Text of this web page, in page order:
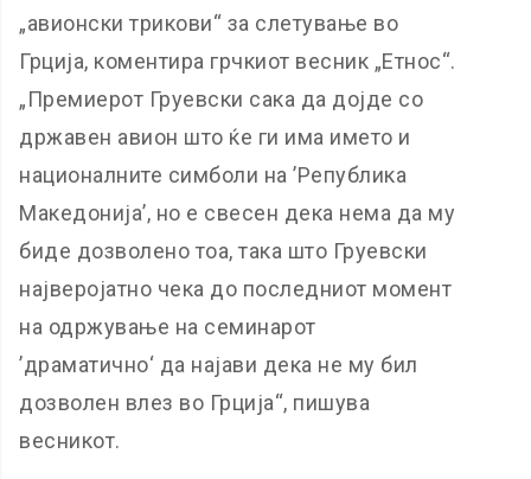
„авионски трикови“ за слетување во
Грција, коментира грчкиот весник „Етнос“.
„Премиерот Груевски сака да дојде со
државен авион што ќе ги има името и
националните симболи на ’Република
Македонија’, но е свесен дека нема да му
биде дозволено тоа, така што Груевски
најверојатно чека до последниот момент
на одржување на семинарот
’драматично‘ да најави дека не му бил
дозволен влез во Грција“, пишува
весникот.